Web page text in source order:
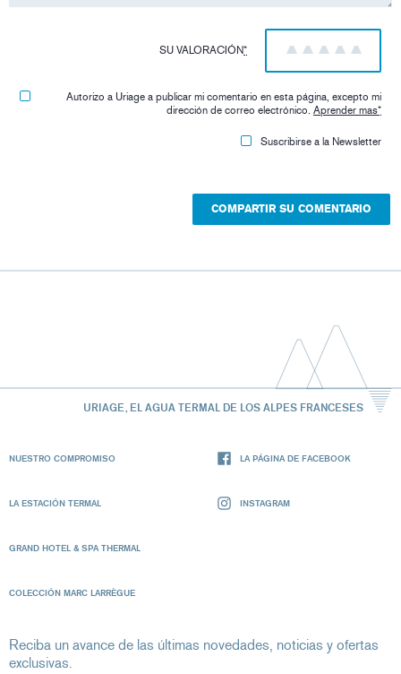
SU VALORACIÓN* 5
4
3
2
1
Autorizo ​​a Uriage a publicar mi comentario en esta página, excepto mi
dirección de correo electrónico.Aprender mas*
Suscribirse a la Newsletter
URIAGE, EL AGUA TERMAL DE LOS ALPES FRANCESES
NUESTRO COMPROMISO
LA ESTACIÓN TERMAL
GRAND HOTEL & SPA THERMAL
COLECCIÓN MARC LARRÈGUE
LA PÁGINA DE FACEBOOK
INSTAGRAM
Reciba un avance de las últimas novedades, noticias y ofertas
exclusivas.